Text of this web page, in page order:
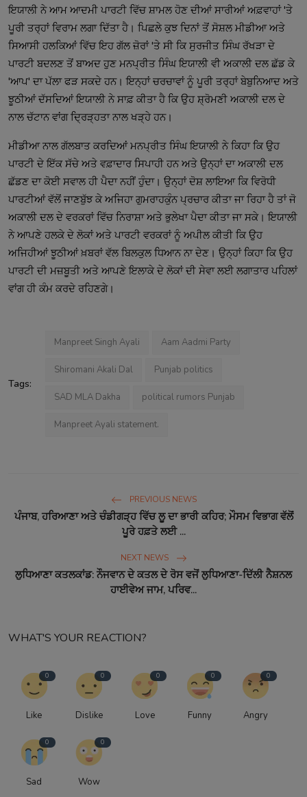
ਇਯਾਲੀ ਨੇ ਆਮ ਆਦਮੀ ਪਾਰਟੀ ਵਿੱਚ ਸ਼ਾਮਲ ਹੋਣ ਦੀਆਂ ਸਾਰੀਆਂ ਅਫ਼ਵਾਹਾਂ 'ਤੇ
ਪੂਰੀ ਤਰ੍ਹਾਂ ਵਿਰਾਮ ਲਗਾ ਦਿੱਤਾ ਹੈ। ਪਿਛਲੇ ਕੁਝ ਦਿਨਾਂ ਤੋਂ ਸੋਸ਼ਲ ਮੀਡੀਆ ਅਤੇ
ਸਿਆਸੀ ਹਲਕਿਆਂ ਵਿੱਚ ਇਹ ਗੱਲ ਜ਼ੋਰਾਂ 'ਤੇ ਸੀ ਕਿ ਸੁਰਜੀਤ ਸਿੰਘ ਰੱਖੜਾ ਦੇ
ਪਾਰਟੀ ਬਦਲਣ ਤੋਂ ਬਾਅਦ ਹੁਣ ਮਨਪ੍ਰੀਤ ਸਿੰਘ ਇਯਾਲੀ ਵੀ ਅਕਾਲੀ ਦਲ ਛੱਡ ਕੇ
'ਆਪ' ਦਾ ਪੱਲਾ ਫੜ ਸਕਦੇ ਹਨ। ਇਨ੍ਹਾਂ ਚਰਚਾਵਾਂ ਨੂੰ ਪੂਰੀ ਤਰ੍ਹਾਂ ਬੇਬੁਨਿਆਦ ਅਤੇ
ਝੂਠੀਆਂ ਦੱਸਦਿਆਂ ਇਯਾਲੀ ਨੇ ਸਾਫ਼ ਕੀਤਾ ਹੈ ਕਿ ਉਹ ਸ਼੍ਰੋਮਣੀ ਅਕਾਲੀ ਦਲ ਦੇ
ਨਾਲ ਚੱਟਾਨ ਵਾਂਗ ਦ੍ਰਿੜ੍ਹਤਾ ਨਾਲ ਖੜ੍ਹੇ ਹਨ।
ਮੀਡੀਆ ਨਾਲ ਗੱਲਬਾਤ ਕਰਦਿਆਂ ਮਨਪ੍ਰੀਤ ਸਿੰਘ ਇਯਾਲੀ ਨੇ ਕਿਹਾ ਕਿ ਉਹ
ਪਾਰਟੀ ਦੇ ਇੱਕ ਸੱਚੇ ਅਤੇ ਵਫ਼ਾਦਾਰ ਸਿਪਾਹੀ ਹਨ ਅਤੇ ਉਨ੍ਹਾਂ ਦਾ ਅਕਾਲੀ ਦਲ
ਛੱਡਣ ਦਾ ਕੋਈ ਸਵਾਲ ਹੀ ਪੈਦਾ ਨਹੀਂ ਹੁੰਦਾ। ਉਨ੍ਹਾਂ ਦੋਸ਼ ਲਾਇਆ ਕਿ ਵਿਰੋਧੀ
ਪਾਰਟੀਆਂ ਵੱਲੋਂ ਜਾਣਬੁੱਝ ਕੇ ਅਜਿਹਾ ਗੁਮਰਾਹਕੁੰਨ ਪ੍ਰਚਾਰ ਕੀਤਾ ਜਾ ਰਿਹਾ ਹੈ ਤਾਂ ਜੋ
ਅਕਾਲੀ ਦਲ ਦੇ ਵਰਕਰਾਂ ਵਿੱਚ ਨਿਰਾਸ਼ਾ ਅਤੇ ਭੁਲੇਖਾ ਪੈਦਾ ਕੀਤਾ ਜਾ ਸਕੇ। ਇਯਾਲੀ
ਨੇ ਆਪਣੇ ਹਲਕੇ ਦੇ ਲੋਕਾਂ ਅਤੇ ਪਾਰਟੀ ਵਰਕਰਾਂ ਨੂੰ ਅਪੀਲ ਕੀਤੀ ਕਿ ਉਹ
ਅਜਿਹੀਆਂ ਝੂਠੀਆਂ ਖ਼ਬਰਾਂ ਵੱਲ ਬਿਲਕੁਲ ਧਿਆਨ ਨਾ ਦੇਣ। ਉਨ੍ਹਾਂ ਕਿਹਾ ਕਿ ਉਹ
ਪਾਰਟੀ ਦੀ ਮਜ਼ਬੂਤੀ ਅਤੇ ਆਪਣੇ ਇਲਾਕੇ ਦੇ ਲੋਕਾਂ ਦੀ ਸੇਵਾ ਲਈ ਲਗਾਤਾਰ ਪਹਿਲਾਂ
ਵਾਂਗ ਹੀ ਕੰਮ ਕਰਦੇ ਰਹਿਣਗੇ।
Tags:
Manpreet Singh Ayali Aam Aadmi Party
Shiromani Akali Dal Punjab politics
SAD MLA Dakha political rumors Punjab
Manpreet Ayali statement.
PREVIOUS NEWS
ਪੰਜਾਬ, ਹਰਿਆਣਾ ਅਤੇ ਚੰਡੀਗੜ੍ਹ ਵਿੱਚ ਲੂ ਦਾ ਭਾਰੀ ਕਹਿਰ; ਮੌਸਮ ਵਿਭਾਗ ਵੱਲੋਂ
ਪੂਰੇ ਹਫ਼ਤੇ ਲਈ ...
NEXT NEWS
ਲੁਧਿਆਣਾ ਕਤਲਕਾਂਡ: ਨੌਜਵਾਨ ਦੇ ਕਤਲ ਦੇ ਰੋਸ ਵਜੋਂ ਲੁਧਿਆਣਾ-ਦਿੱਲੀ ਨੈਸ਼ਨਲ
ਹਾਈਵੇਅ ਜਾਮ, ਪਰਿਵ...
WHAT'S YOUR REACTION?
0
Like
0
Dislike
0
Love
0
Funny
0
Angry
0
Sad
0
Wow